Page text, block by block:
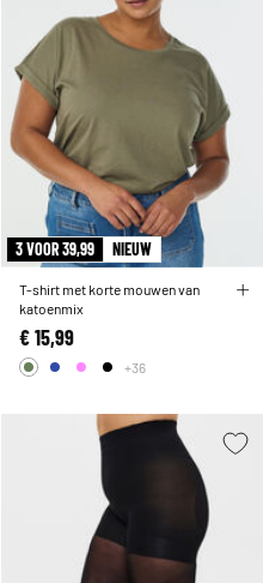
3 VOOR 39,99 NIEUW
T-shirt met korte mouwen van
katoenmix
€ 15,99
+36